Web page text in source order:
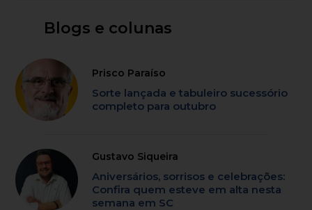
Blogs e colunas
Prisco Paraíso
Sorte lançada e tabuleiro sucessório
completo para outubro
Gustavo Siqueira
Aniversários, sorrisos e celebrações:
Confira quem esteve em alta nesta
semana em SC